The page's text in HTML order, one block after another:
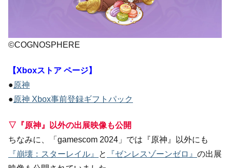
©COGNOSPHERE
【Xboxストア ページ】
●原神
●原神 Xbox事前登録ギフトパック
▽『原神』以外の出展映像も公開
ちなみに、「gamescom 2024」では『原神』以外にも
『崩壊：スターレイル』
と 『ゼンレスゾーンゼロ』 の出展